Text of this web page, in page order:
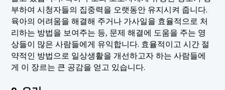
부하여 시청자들의 집중력을 오랫동안 유지시켜 줍니다.
육아의 어려움을 해결해 주거나 가사일을 효율적으로 처
리하는 방법을 보여주는 등, 문제 해결에 도움을 주는 영
상들이 많은 사람들에게 유익합니다. 효율적이고 시간 절
약적인 방법으로 일상생활을 개선하고자 하는 사람들에
게 이 장르는 큰 공감을 얻고 있습니다.